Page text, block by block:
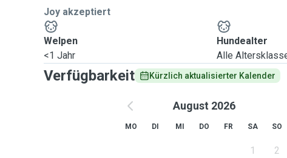
Joy akzeptiert
Welpen
<1 Jahr
Hundealter
Alle
Verfügbarkeit Kürzlich aktualisierter Kalender
August 2026
MO DI MI DO FR SA SO
1 2